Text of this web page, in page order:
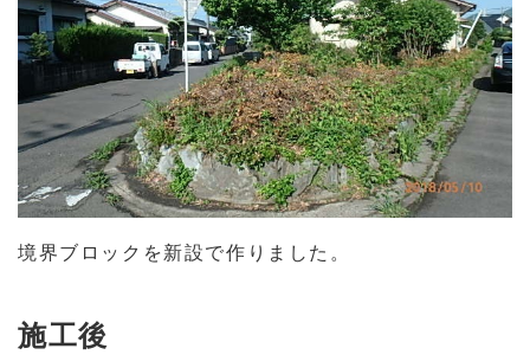
境界ブロックを新設で作りました。
施工後